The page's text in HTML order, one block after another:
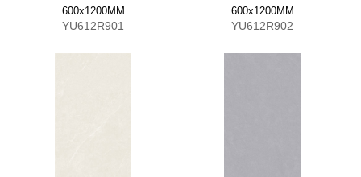
600x1200MM
YU612R901
600x1200MM
YU612R902